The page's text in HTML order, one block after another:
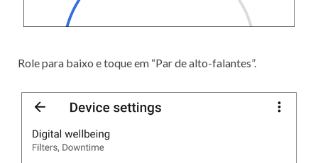
Role para baixo e toque em “Par de alto-falantes”.